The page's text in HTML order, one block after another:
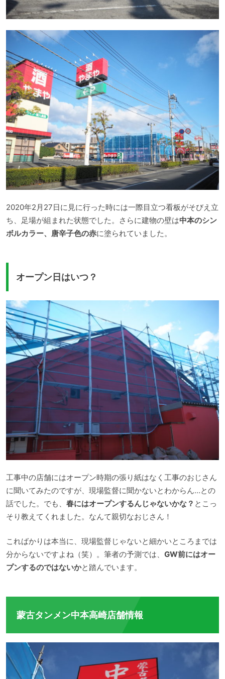
2020年2月27日に見に行った時には一際目立つ看板がそびえ立
ち、足場が組まれた状態でした。さらに建物の壁は中本のシン
ボルカラー、唐辛子色の赤に塗られていました。
オープン日はいつ？
工事中の店舗にはオープン時期の張り紙はなく工事のおじさん
に聞いてみたのですが、現場監督に聞かないとわからん…との
話でした。でも、 春にはオープンするんじゃないかな？ とこっ
そり教えてくれました。なんて親切なおじさん！
こればかりは本当に、現場監督じゃないと細かいところまでは
分からないですよね（笑）。筆者の予測では、 GW前にはオー
プンするのではないかと踏んでいます。
蒙古タンメン中本高崎店舗情報